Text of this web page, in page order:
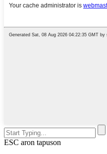
ESC aron tapuson